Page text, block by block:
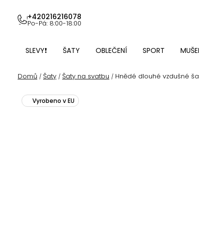
obsah
+420216216078
Po-Pá: 8:00-18:00
SLEVY❗ ŠATY OBLEČENÍ SPORT
Domů / Šaty / Šaty na svatbu / Hnědé dlouhé vzdušné
Vyrobeno v EU